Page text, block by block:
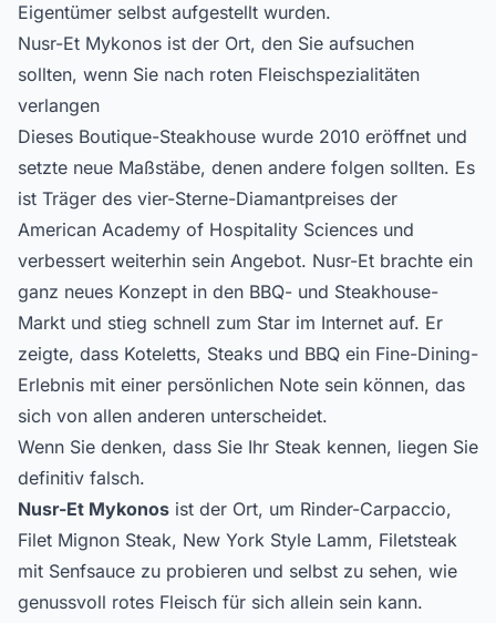
Eigentümer selbst aufgestellt wurden.
Nusr-Et Mykonos ist der Ort, den Sie aufsuchen
sollten, wenn Sie nach roten Fleischspezialitäten
verlangen
Dieses Boutique-Steakhouse wurde 2010 eröffnet und
setzte neue Maßstäbe, denen andere folgen sollten. Es
ist Träger des vier-Sterne-Diamantpreises der
American Academy of Hospitality Sciences und
verbessert weiterhin sein Angebot. Nusr-Et brachte ein
ganz neues Konzept in den BBQ- und Steakhouse-
Markt und stieg schnell zum Star im Internet auf. Er
zeigte, dass Koteletts, Steaks und BBQ ein Fine-Dining-
Erlebnis mit einer persönlichen Note sein können, das
sich von allen anderen unterscheidet.
Wenn Sie denken, dass Sie Ihr Steak kennen, liegen Sie
definitiv falsch.
Nusr-Et Mykonos ist der Ort, um Rinder-Carpaccio,
Filet Mignon Steak, New York Style Lamm, Filetsteak
mit Senfsauce zu probieren und selbst zu sehen, wie
genussvoll rotes Fleisch für sich allein sein kann.